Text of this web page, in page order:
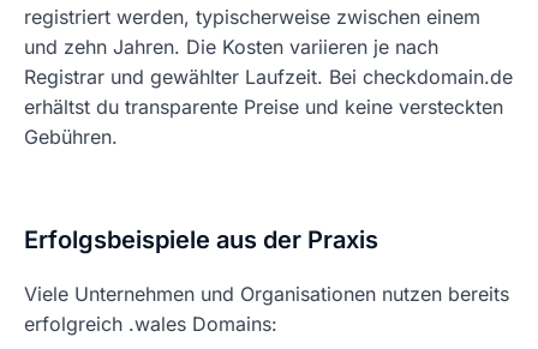
registriert werden, typischerweise zwischen einem
und zehn Jahren. Die Kosten variieren je nach
Registrar und gewählter Laufzeit. Bei checkdomain.de
erhältst du transparente Preise und keine versteckten
Gebühren.
Erfolgsbeispiele aus der Praxis
Viele Unternehmen und Organisationen nutzen bereits
erfolgreich .wales Domains: